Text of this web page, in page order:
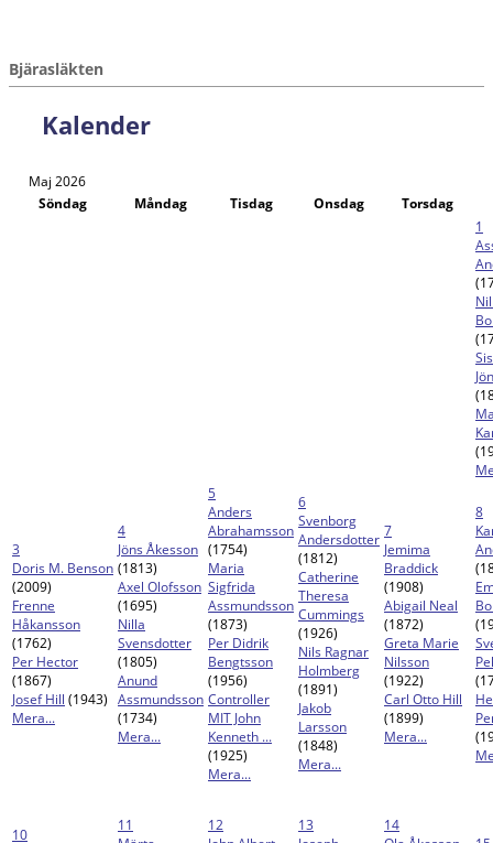
Bjärasläkten
Kalender
Maj 2026
Söndag
Måndag Tisdag Onsdag
Torsdag
1
3
Doris M. Benson
(2009)
Frenne
Håkansson
(1762)
Per Hector
(1867)
Josef Hill (1943)
Mera...
4
Jöns Åkesson
(1813)
Axel Olofsson
(1695)
Nilla
Svensdotter
(1805)
Anund
Assmundsson
(1734)
Mera...
5
Anders
Abrahamsson
(1754)
Maria
Sigfrida
Assmundsson
(1873)
Per Didrik
Bengtsson
(1956)
Controller
MIT John
Kenneth ...
(1925)
Mera...
6
Svenborg
Andersdotter
(1812)
Catherine
Theresa
Cummings
(1926)
Nils Ragnar
Holmberg
(1891)
Jakob
Larsson
(1848)
Mera...
7
Jemima
Braddick
(1908)
Abigail Neal
(1872)
Greta Marie
Nilsson
(1922)
Carl Otto Hill
(1899)
Mera...
8
10
11
12
13
14